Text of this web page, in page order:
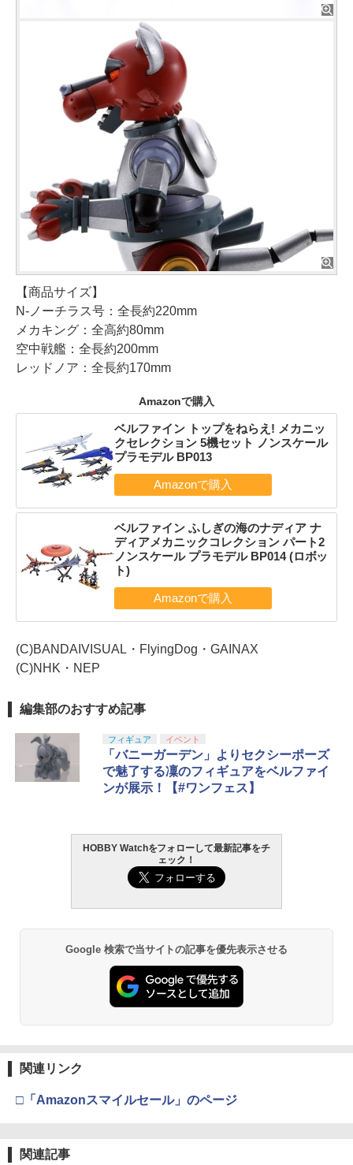
【商品サイズ】
N-ノーチラス号：全長約220mm
メカキング：全高約80mm
空中戦艦：全長約200mm
レッドノア：全長約170mm
Amazonで購入
ベルファイン トップをねらえ! メカニッ
クセレクション 5機セット ノンスケール
プラモデル BP013
ベルファイン ふしぎの海のナディア ナ
ディアメカニックコレクション パート2
ノンスケール プラモデル BP014 (ロボッ
ト)
(C)BANDAIVISUAL・FlyingDog・GAINAX
(C)NHK・NEP
編集部のおすすめ記事
フィギュア イベント
「バニーガーデン」よりセクシーポーズ
で魅了する凜のフィギュアをベルファイ
ンが展示！【#ワンフェス】
HOBBY Watchをフォローして最新記事をチ
ェック！
Google 検索で当サイトの記事を優先表示させる
関連リンク
□「Amazonスマイルセール」のページ
関連記事